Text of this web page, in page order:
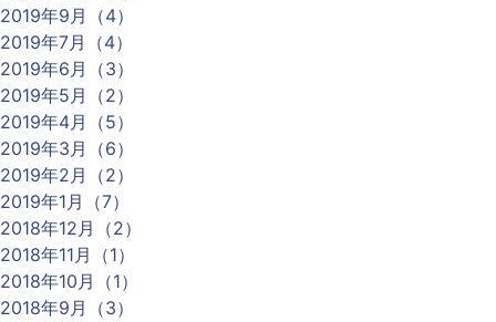
2019年9月（4）
2019年7月（4）
2019年6月（3）
2019年5月（2）
2019年4月（5）
2019年3月（6）
2019年2月（2）
2019年1月（7）
2018年12月（2）
2018年11月（1）
2018年10月（1）
2018年9月（3）